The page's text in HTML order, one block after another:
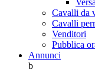
Cavalli da
Cavalli
Venditori
Pubblica
Annunci
b